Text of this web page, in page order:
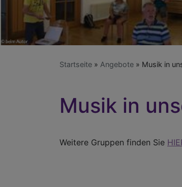
Startseite Angebote Musik in
Musik in
Weitere Gruppen finden Sie